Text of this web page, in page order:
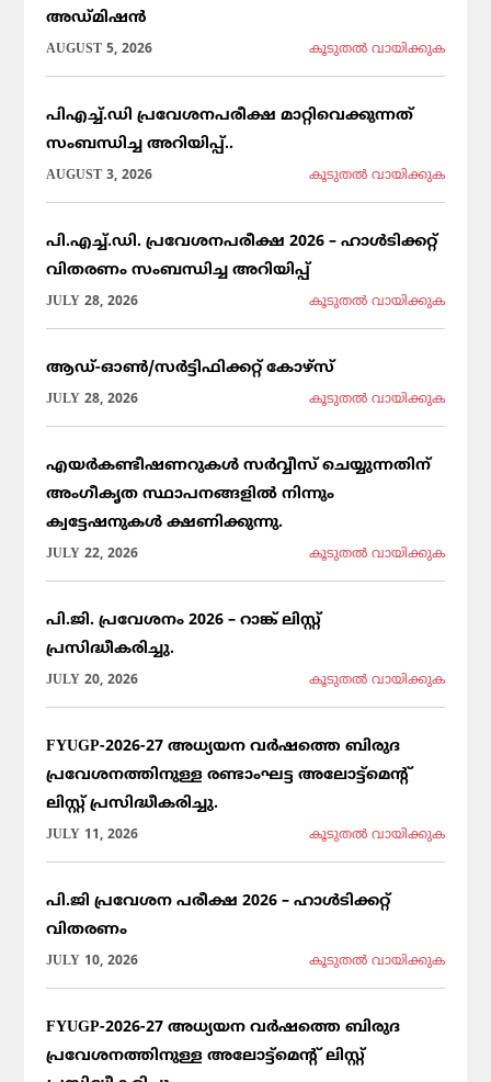
അഡ്മിഷൻ
AUGUST 5, 2026 കൂടുതല്‍ വായിക്കുക
പിഎച്ച്.ഡി പ്രവേശനപരീക്ഷ മാറ്റിവെക്കുന്നത്
സംബന്ധിച്ച അറിയിപ്പ്..
AUGUST 3, 2026 കൂടുതല്‍ വായിക്കുക
പി.എച്ച്.ഡി. പ്രവേശനപരീക്ഷ 2026 – ഹാൾടിക്കറ്റ്
വിതരണം സംബന്ധിച്ച അറിയിപ്പ്
JULY 28, 2026 കൂടുതല്‍ വായിക്കുക
ആഡ്-ഓൺ/സർട്ടിഫിക്കറ്റ് കോഴ്സ്
JULY 28, 2026 കൂടുതല്‍ വായിക്കുക
എയർകണ്ടീഷണറുകൾ സർവ്വീസ് ചെയ്യുന്നതിന്
അംഗീകൃത സ്ഥാപനങ്ങളിൽ നിന്നും
ക്വട്ടേഷനുകൾ ക്ഷണിക്കുന്നു.
JULY 22, 2026 കൂടുതല്‍ വായിക്കുക
പി.ജി. പ്രവേശനം 2026 – റാങ്ക് ലിസ്റ്റ്
പ്രസിദ്ധീകരിച്ചു.
JULY 20, 2026 കൂടുതല്‍ വായിക്കുക
FYUGP-2026-27 അധ്യയന വർഷത്തെ ബിരുദ
പ്രവേശനത്തിനുള്ള രണ്ടാംഘട്ട അലോട്ട്മെന്റ്
ലിസ്റ്റ് പ്രസിദ്ധീകരിച്ചു.
JULY 11, 2026 കൂടുതല്‍ വായിക്കുക
പി.ജി പ്രവേശന പരീക്ഷ 2026 – ഹാൾടിക്കറ്റ്
വിതരണം
JULY 10, 2026 കൂടുതല്‍ വായിക്കുക
FYUGP-2026-27 അധ്യയന വർഷത്തെ ബിരുദ
പ്രവേശനത്തിനുള്ള അലോട്ട്മെന്റ് ലിസ്റ്റ്